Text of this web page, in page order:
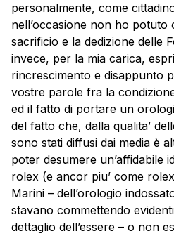
personalmente, come
nell’occasione non ho potuto
sacrificio e la dedizione delle
invece, per la mia carica,
rincrescimento e disappunto
vostre parole fra la
ed il fatto di portare un
del fatto che, dalla qualita’
sono stati diffusi dai media è
poter desumere un’affidabile
rolex (e ancor piu’ come
Marini – dell’orologio
stavano commettendo
dettaglio dell’essere – o non